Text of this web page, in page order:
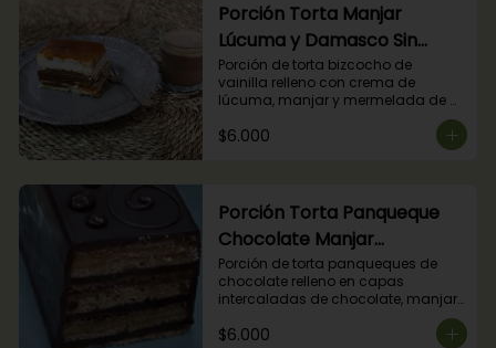
Porción Torta Manjar
Lúcuma y Damasco Sin
Azúcar
Porción de torta bizcocho de
vainilla relleno con crema de
lúcuma, manjar y mermelada de
diabéticos).
$6.000
Porción Torta Panqueque
Chocolate Manjar
Frambuesa
Porción de torta panqueques de
chocolate relleno en capas
intercaladas de chocolate, manjar
$6.000